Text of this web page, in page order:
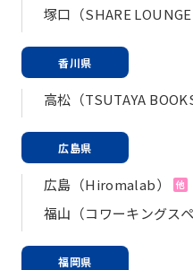
塚口（SHARE
香川県
高松（TSUTAYA
広島県
広島（Hiromalab） 他
福山（コワーキングス
福岡県